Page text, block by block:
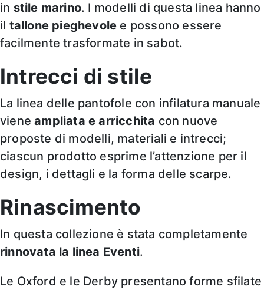
in stile marino. I modelli di questa linea hanno
il tallone pieghevole e possono essere
facilmente trasformate in sabot.
Intrecci di stile
La linea delle pantofole con infilatura manuale
vieneampliata e arricchita con nuove
proposte di modelli, materiali e intrecci;
ciascun prodotto esprime l’attenzione per il
design, i dettagli e la forma delle scarpe.
Rinascimento
In questa collezione è stata completamente
rinnovata la linea Eventi.
Le Oxford e le Derby presentano forme sfilate